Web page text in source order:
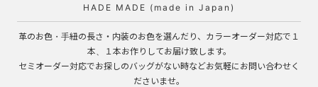
HADE MADE (made in Japan)
革のお色・手紐の長さ・内装のお色を選んだり、カラーオーダー対応で１
本、１本お作りしてお届け致します。
セミオーダー対応でお探しのバッグがない時などお気軽にお問い合わせく
ださいませ。